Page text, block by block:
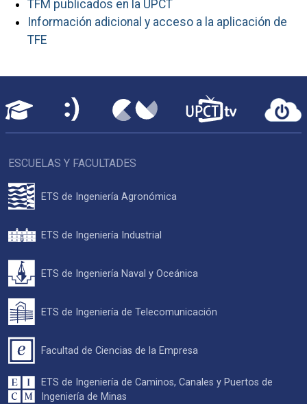
TFM publicados en la UPCT
Información adicional y acceso a la aplicación de
TFE
ESCUELAS Y FACULTADES
ETS de Ingeniería Agronómica
ETS de Ingeniería Industrial
ETS de Ingeniería Naval y Oceánica
ETS de Ingeniería de Telecomunicación
Facultad de Ciencias de la Empresa
ETS de Ingeniería de Caminos, Canales y Puertos de
Ingeniería de Minas